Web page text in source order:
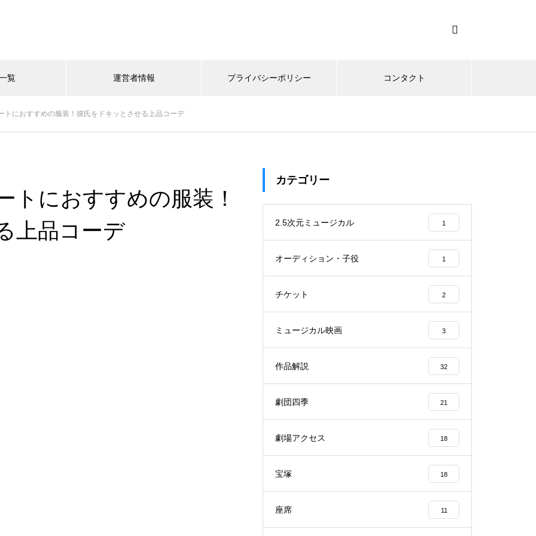
覧 運営者情報 プライバシーポリシー コンタクト
トにおすすめの服装！彼氏をドキッとさせる上品コーデ
トにおすすめの服装！
上品コーデ
カテゴリー
2.5次元ミュージカル 1
オーディション・子役 1
チケット 2
ミュージカル映画 3
作品解説 32
劇団四季 21
劇場アクセス 18
宝塚 18
座席 11